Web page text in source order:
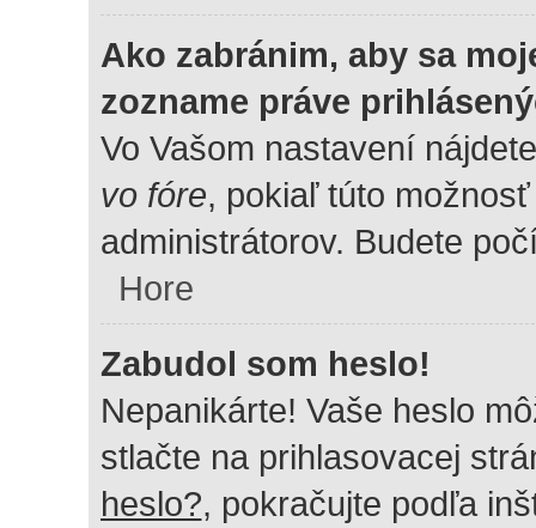
Ako zabránim, aby sa
zozname práve
Vo Vašom nastavení
vo fóre, pokiaľ túto
administrátorov. Budete
Hore
Zabudol som heslo!
Nepanikárte! Vaše heslo
stlačte na prihlasovacej
heslo?, pokračujte podľa